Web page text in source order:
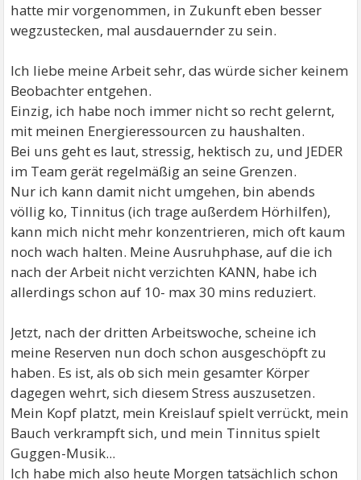
hatte mir vorgenommen, in Zukunft eben besser
wegzustecken, mal ausdauernder zu sein.
Ich liebe meine Arbeit sehr, das würde sicher keinem
Beobachter entgehen.
Einzig, ich habe noch immer nicht so recht gelernt,
mit meinen Energieressourcen zu haushalten.
Bei uns geht es laut, stressig, hektisch zu, und JEDER
im Team gerät regelmäßig an seine Grenzen.
Nur ich kann damit nicht umgehen, bin abends
völlig ko, Tinnitus (ich trage außerdem Hörhilfen),
kann mich nicht mehr konzentrieren, mich oft kaum
noch wach halten. Meine Ausruhphase, auf die ich
nach der Arbeit nicht verzichten KANN, habe ich
allerdings schon auf 10- max 30 mins reduziert.
Jetzt, nach der dritten Arbeitswoche, scheine ich
meine Reserven nun doch schon ausgeschöpft zu
haben. Es ist, als ob sich mein gesamter Körper
dagegen wehrt, sich diesem Stress auszusetzen.
Mein Kopf platzt, mein Kreislauf spielt verrückt, mein
Bauch verkrampft sich, und mein Tinnitus spielt
Guggen-Musik...
Ich habe mich also heute Morgen tatsächlich schon